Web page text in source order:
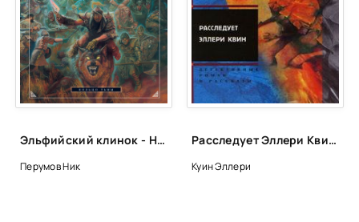
Эльфийский клинок - Ник Перумов
Перумов Ник
Расследует Эллери Квин - Эллери Куин
Куин Эллери